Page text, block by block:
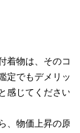
着物は、そのコ
定でもデメリッ
感じてください。
、物価上昇の原